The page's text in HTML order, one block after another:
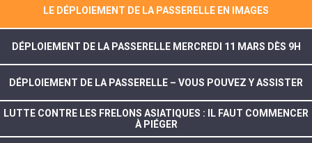
LE DÉPLOIEMENT DE LA PASSERELLE EN IMAGES
DÉPLOIEMENT DE LA PASSERELLE MERCREDI 11 MARS DÈS 9H
DÉPLOIEMENT DE LA PASSERELLE – VOUS POUVEZ Y ASSISTER
LUTTE CONTRE LES FRELONS ASIATIQUES : IL FAUT COMMENCER
À PIÉGER